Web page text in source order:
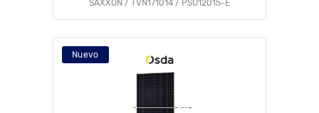
SAXXON / TVN171014 / PSU12015-E
Nuevo